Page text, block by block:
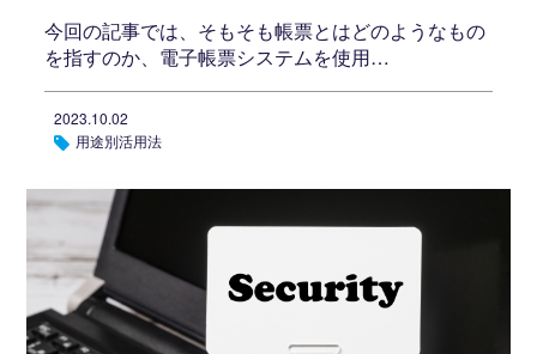
今回の記事では、そもそも帳票とはどのようなもの
を指すのか、電子帳票システムを使用…
2023.10.02
用途別活用法